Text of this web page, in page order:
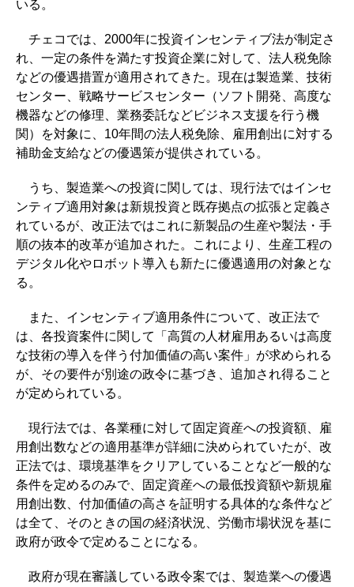
いる。
チェコでは、2000年に投資インセンティブ法が制定さ
れ、一定の条件を満たす投資企業に対して、法人税免除
などの優遇措置が適用されてきた。現在は製造業、技術
センター、戦略サービスセンター（ソフト開発、高度な
機器などの修理、業務委託などビジネス支援を行う機
関）を対象に、10年間の法人税免除、雇用創出に対する
補助金支給などの優遇策が提供されている。
うち、製造業への投資に関しては、現行法ではインセ
ンティブ適用対象は新規投資と既存拠点の拡張と定義さ
れているが、改正法ではこれに新製品の生産や製法・手
順の抜本的改革が追加された。これにより、生産工程の
デジタル化やロボット導入も新たに優遇適用の対象とな
る。
また、インセンティブ適用条件について、改正法で
は、各投資案件に関して「高質の人材雇用あるいは高度
な技術の導入を伴う付加価値の高い案件」が求められる
が、その要件が別途の政令に基づき、追加され得ること
が定められている。
現行法では、各業種に対して固定資産への投資額、雇
用創出数などの適用基準が詳細に決められていたが、改
正法では、環境基準をクリアしていることなど一般的な
条件を定めるのみで、固定資産への最低投資額や新規雇
用創出数、付加価値の高さを証明する具体的な条件など
は全て、そのときの国の経済状況、労働市場状況を基に
政府が政令で定めることになる。
政府が現在審議している政令案では、製造業への優遇